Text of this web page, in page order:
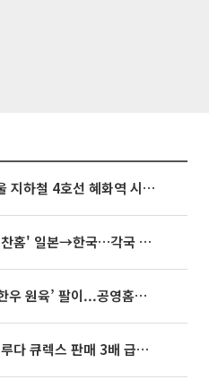
전장연, 오늘(10일) 서울 지하철 4호선 혜화역 시위…1호선 용산역 무정차
태풍 '돌핀' 중국 상륙, '찬홈' 일본→한국…각국 기상청 예상 경로는?
팔이...공영홈쇼핑 표기·검증 구멍
대신證 “알테오젠, 키트루다 큐렉스 판매 3배 급증…목표가 41만원 상향”